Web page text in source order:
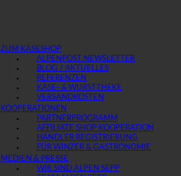
ZUM KÄSESHOP
ALPENPOST NEWSLETTER
BLOG / AKTUELLES
REFERENZEN
KÄSE- & WURSTTHEKE
VERSANDKOSTEN
KOOPERATIONEN
PARTNERPROGRAMM
AFFILIATE SHOP KOOPERATION
HÄNDLER REGISTRIERUNG
FÜR WINZER & GASTRONOMIE
MEDIEN & PRESSE
WIR SIND ALPEN SEPP